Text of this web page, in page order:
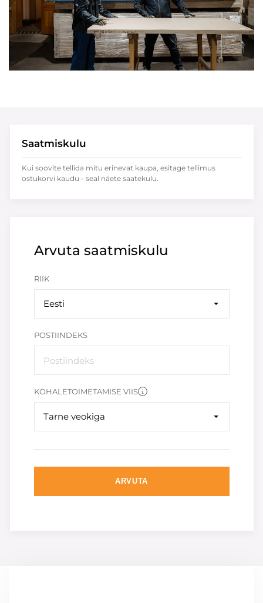
Arvuta saatmiskulu
RIIK
Eesti
POSTIINDEKS
KOHALETOIMETAMISE VIIS
Tarne veokiga
ARVUTA
Saatmiskulu
Kui soovite tellida mitu erinevat kaupa, esitage tellimus
ostukorvi kaudu - seal näete saatekulu.